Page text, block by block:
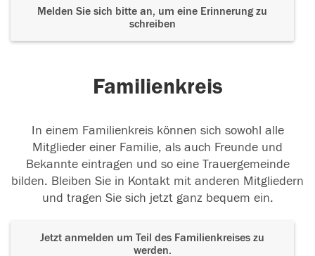
Melden Sie sich bitte an, um eine Erinnerung zu
schreiben
Familienkreis
In einem Familienkreis können sich sowohl alle
Mitglieder einer Familie, als auch Freunde und
Bekannte eintragen und so eine Trauergemeinde
bilden. Bleiben Sie in Kontakt mit anderen Mitgliedern
und tragen Sie sich jetzt ganz bequem ein.
Jetzt anmelden um Teil des Familienkreises zu
werden.